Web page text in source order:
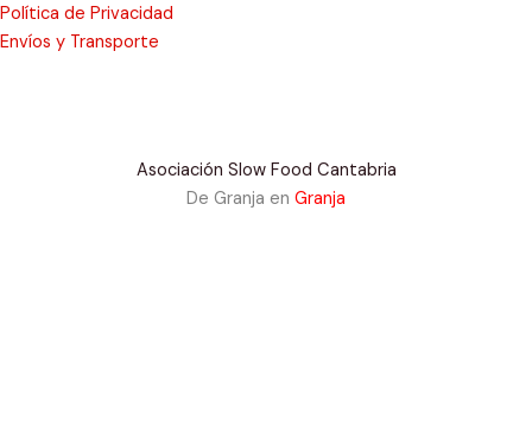
Política de Privacidad
Envíos y Transporte
Asociación Slow Food Cantabria
De Granja en Granja